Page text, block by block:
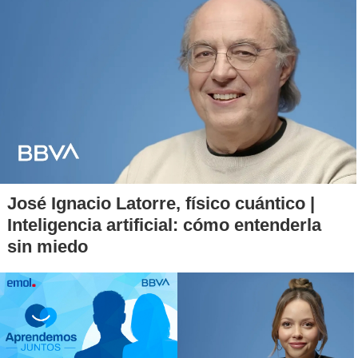
"Lo más terrible es no poder recuperar a mi hijo, ni siquiera
porque un dron lanzó una
José Ignacio Latorre, físico cuántico |
Inteligencia artificial: cómo entenderla
sin miedo